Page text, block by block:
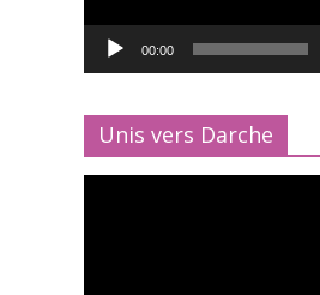
00:00
Unis vers Darche